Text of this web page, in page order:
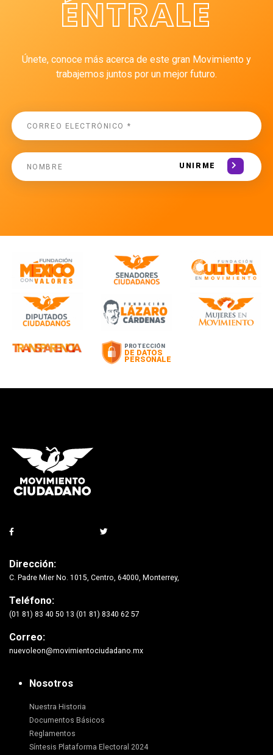
ÉNTRALE
Únete, conoce más acerca de este gran Movimiento y
trabajemos juntos por un mejor futuro.
UNIRME
Dirección:
C. Padre Mier No. 1015, Centro, 64000, Monterrey,
Teléfono:
(01 81) 83 40 50 13 (01 81) 8340 62 57
Correo:
nuevoleon@movimientociudadano.mx
Nosotros
Nuestra Historia
Documentos Básicos
Reglamentos
Síntesis Plataforma Electoral 2024